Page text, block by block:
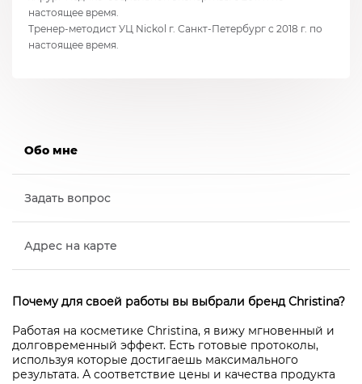
настоящее время.
Тренер-методист УЦ Nickol г. Санкт-Петербург с 2018 г. по
настоящее время.
Обо мне
Задать вопрос
Адрес на карте
Почему для своей работы вы выбрали бренд Christina?
Работая на косметике Christina, я вижу мгновенный и
долговременный эффект. Есть готовые протоколы,
используя которые достигаешь максимального
результата. А соответствие цены и качества продукта